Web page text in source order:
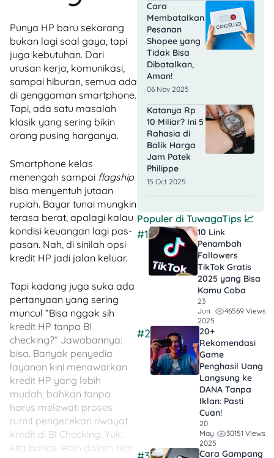
Punya HP baru sekarang
bukan lagi soal gaya, tapi
juga kebutuhan. Dari
urusan kerja, komunikasi,
sampai hiburan, semua ada
di genggaman smartphone.
Tapi, ada satu masalah
klasik yang sering bikin
orang pusing harganya.
Smartphone kelas
menengah sampai flagship
bisa menyentuh jutaan
rupiah. Bayar tunai mungkin
terasa berat, apalagi kalau
kondisi keuangan lagi pas-
pasan. Nah, di sinilah opsi
kredit HP jadi jalan keluar.
Tapi kadang juga suka ada
pertanyaan yang sering
muncul “Bisa nggak sih
kredit HP tanpa BI
checking?” Jawabannya:
bisa. Banyak penyedia
layanan kini menawarkan
kredit HP yang lebih
mudah, bahkan tanpa
harus melewati proses
rumit pengecekan riwayat
kredit di BI Checking. Yuk,
kita bahas lebih dalam biar
Cara
Membatalkan
Pesanan
Shopee yang
Tidak Bisa
Dibatalkan,
Aman!
06 Nov 2025
Katanya Rp
10 Miliar? Ini 5
Rahasia di
Balik Harga
Jam Patek
Philippe
15 Oct 2025
Populer di TuwagaTips 📈
#1
10 Link
Penambah
Followers
TikTok Gratis​
2025 yang Bisa
Kamu Coba
23
Jun
2025
46569 Views
#2
20+
Rekomendasi
Game
Penghasil Uang
Langsung ke
DANA Tanpa
Iklan​: Pasti
Cuan!
20
May
2025
30151 Views
Cara Gampang